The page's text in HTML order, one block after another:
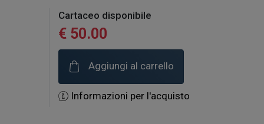
Cartaceo disponibile
€ 50.00
Aggiungi al carrello
Informazioni per l'acquisto